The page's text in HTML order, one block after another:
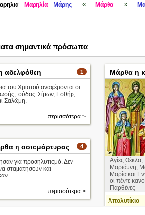
Μαρηλία Μάρης « Μάρθα »
σημαντικά πρόσωπα
1
αδελφόθεη
του Χριστού αναφέρονται οι
Ιούδας, Σίμων, Εσθήρ,
Σαλώμη.
περισσότερα >
Μάρθα η
Αγίες Θέκλα,
Μαριάμνη,
Μαρία και
οι πέντε
Παρθένες
Απολυτίκιο
4
η οσιομάρτυρας
για προσηλυτισμό. Δεν
σταματήσουν και
περισσότερα >